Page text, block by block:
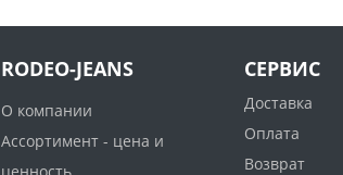
RODEO-JEANS
О компании
Ассортимент - цена и
СЕРВИС
Доставка
Оплата
Возврат